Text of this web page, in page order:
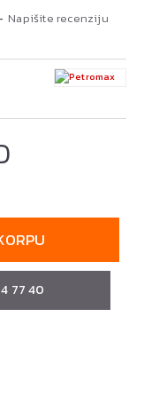
Napišite recenziju
77 40